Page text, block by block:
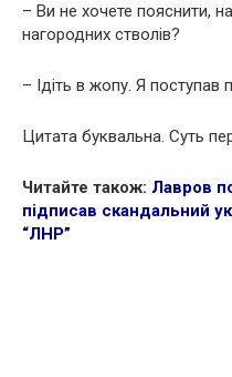
– Ви не хочете пояснити,
нагородних стволів?
– Ідіть в жопу. Я поступав
Цитата буквальна. Суть
Читайте також: Лавров
підписав скандальний
“ЛНР”